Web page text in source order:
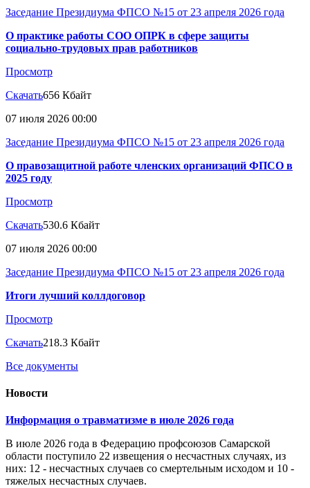
Заседание Президиума ФПСО №15 от 23 апреля 2026 года
О практике работы СОО ОПРК в сфере защиты
социально-трудовых прав работников
Просмотр
Скачать656 Кбайт
07 июля 2026 00:00
Заседание Президиума ФПСО №15 от 23 апреля 2026 года
О правозащитной работе членских организаций ФПСО в
2025 году
Просмотр
Скачать530.6 Кбайт
07 июля 2026 00:00
Заседание Президиума ФПСО №15 от 23 апреля 2026 года
Итоги лучший коллдоговор
Просмотр
Скачать218.3 Кбайт
Все документы
Новости
Информация о травматизме в июле 2026 года
В июле 2026 года в Федерацию профсоюзов Самарской
области поступило 22 извещения о несчастных случаях, из
них: 12 - несчастных случаев со смертельным исходом и 10 -
тяжелых несчастных случаев.